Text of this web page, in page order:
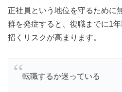
正社員という地位を守るために
群を発症すると、復職までに1
招くリスクが高まります。
転職するか迷っている